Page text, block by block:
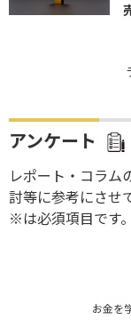
アンケート
レポート・コラム
討等に参考にさせ
※は必須項目です。
お金を